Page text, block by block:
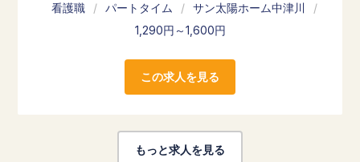
看護職 / パートタイム / サン太陽ホーム中津川
/
1,290円～1,600円
この求人を見る
もっと求人を見る